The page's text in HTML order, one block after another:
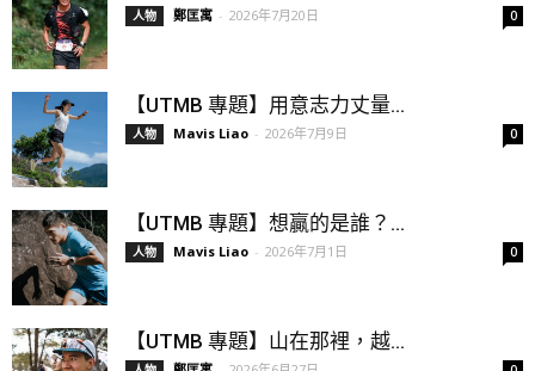
人物 鄭匡寓 - 2026年7月20日 0
【UTMB 專題】用意志力丈量...
人物 Mavis Liao - 2026年7月9日 0
【UTMB 專題】想贏的是誰？...
人物 Mavis Liao - 2026年7月1日 0
【UTMB 專題】山在那裡，越...